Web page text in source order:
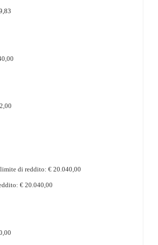
limite di reddito: € 20.040,00
€ 20.040,00